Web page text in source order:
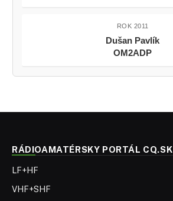
ROK 2011
Dušan Pavlík
OM2ADP
RÁDIOAMATÉRSKY PORTÁL CQ.SK
LF+HF
VHF+SHF